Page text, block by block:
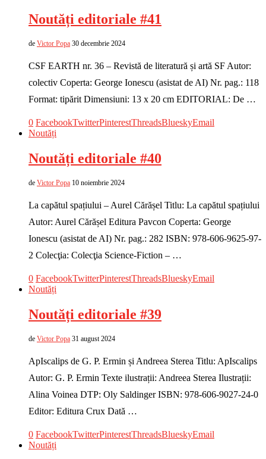
Noutăți editoriale #41
de Victor Popa 30 decembrie 2024
CSF EARTH nr. 36 – Revistă de literatură și artă SF Autor:
colectiv Coperta: George Ionescu (asistat de AI) Nr. pag.: 118
Format: tipărit Dimensiuni: 13 x 20 cm EDITORIAL: De …
0 FacebookTwitterPinterestThreadsBlueskyEmail
Noutăți
Noutăți editoriale #40
de Victor Popa 10 noiembrie 2024
La capătul spațiului – Aurel Cărășel Titlu: La capătul spațiului
Autor: Aurel Cărășel Editura Pavcon Coperta: George
Ionescu (asistat de AI) Nr. pag.: 282 ISBN: 978-606-9625-97-
2 Colecţia: Colecţia Science-Fiction – …
0 FacebookTwitterPinterestThreadsBlueskyEmail
Noutăți
Noutăți editoriale #39
de Victor Popa 31 august 2024
ApIscalips de G. P. Ermin și Andreea Sterea Titlu: ApIscalips
Autor: G. P. Ermin Texte ilustrații: Andreea Sterea Ilustrații:
Alina Voinea DTP: Oly Saldinger ISBN: 978-606-9027-24-0
Editor: Editura Crux Dată …
0 FacebookTwitterPinterestThreadsBlueskyEmail
Noutăți